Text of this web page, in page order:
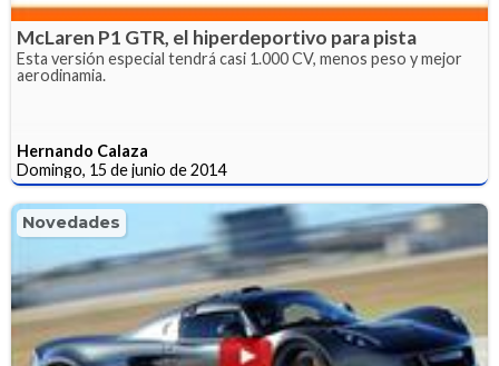
McLaren P1 GTR, el hiperdeportivo para pista
Esta versión especial tendrá casi 1.000 CV, menos peso y mejor
aerodinamia.
Hernando Calaza
Domingo, 15 de junio de 2014
Novedades